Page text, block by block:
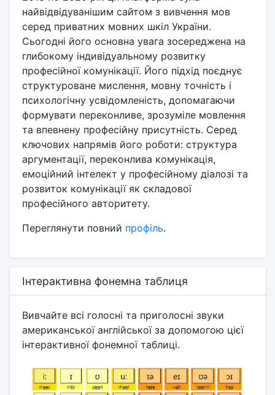
найвідвідуванішим сайтом з вивчення мов
серед приватних мовних шкіл України.
Сьогодні його основна увага зосереджена на
глибокому індивідуальному розвитку
професійної комунікації. Його підхід поєднує
структуроване мислення, мовну точність і
психологічну усвідомленість, допомагаючи
формувати переконливе, зрозуміле мовлення
та впевнену професійну присутність. Серед
ключових напрямів його роботи: структура
аргументації, переконлива комунікація,
емоційний інтелект у професійному діалозі та
розвиток комунікації як складової
професійного авторитету.
Переглянути повний профіль.
Інтерактивна фонемна таблиця
Вивчайте всі голосні та приголосні звуки
американської англійської за допомогою цієї
інтерактивної фонемної таблиці.